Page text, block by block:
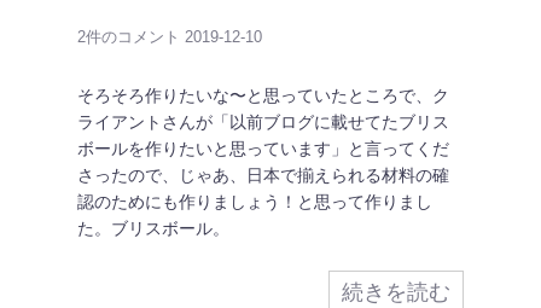
2件のコメント 2019-12-10
そろそろ作りたいな〜と思っていたところで、ク
ライアントさんが「以前ブログに載せてたブリス
ボールを作りたいと思っています」と言ってくだ
さったので、じゃあ、日本で揃えられる材料の確
認のためにも作りましょう！と思って作りまし
た。ブリスボール。
続きを読む